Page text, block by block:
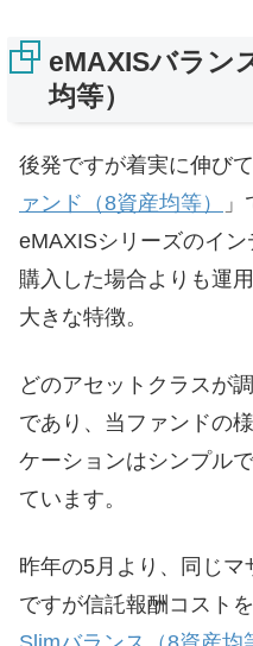
eMAXISバラン
均等）
後発ですが着実に伸び
ァンド（8資産均等）
」
eMAXISシリーズのイ
購入した場合よりも運
大きな特徴。
どのアセットクラスが
であり、当ファンドの
ケーションはシンプル
ています。
昨年の5月より、同じ
ですが信託報酬コスト